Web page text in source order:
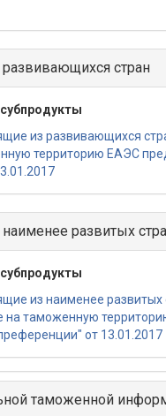
стран
из развивающихся
территорию ЕАЭС
развитых
из наименее развитых
на таможенную
от 13.01.2017
таможенной